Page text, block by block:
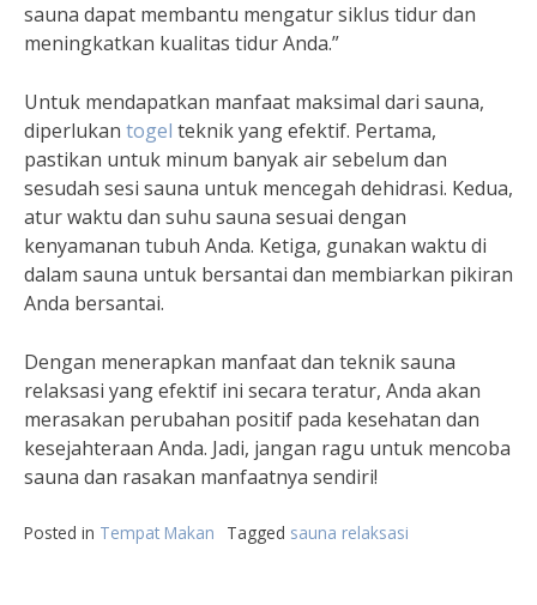
sauna dapat membantu mengatur siklus tidur dan
meningkatkan kualitas tidur Anda.”
Untuk mendapatkan manfaat maksimal dari sauna,
diperlukan togel teknik yang efektif. Pertama,
pastikan untuk minum banyak air sebelum dan
sesudah sesi sauna untuk mencegah dehidrasi. Kedua,
atur waktu dan suhu sauna sesuai dengan
kenyamanan tubuh Anda. Ketiga, gunakan waktu di
dalam sauna untuk bersantai dan membiarkan pikiran
Anda bersantai.
Dengan menerapkan manfaat dan teknik sauna
relaksasi yang efektif ini secara teratur, Anda akan
merasakan perubahan positif pada kesehatan dan
kesejahteraan Anda. Jadi, jangan ragu untuk mencoba
sauna dan rasakan manfaatnya sendiri!
Posted in Tempat Makan Tagged sauna relaksasi